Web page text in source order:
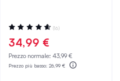
Valutazione:
94%
(16)
34,99 €
Prezzo normale: 43,99 €
Prezzo più basso: 26,99 €